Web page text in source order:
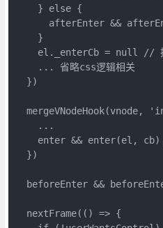
    } else {
afterEnter &&
    }
el._enterCb = null //
    ... 省略css逻辑相关
  })
mergeVNodeHook(vnode,
    ...
enter && enter(el, cb)
  })
beforeEnter &&
  nextFrame(() => {